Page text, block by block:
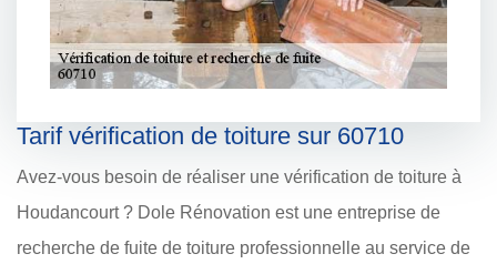
Tarif vérification de toiture sur 60710
Avez-vous besoin de réaliser une vérification de toiture à
Houdancourt ? Dole Rénovation est une entreprise de
recherche de fuite de toiture professionnelle au service de